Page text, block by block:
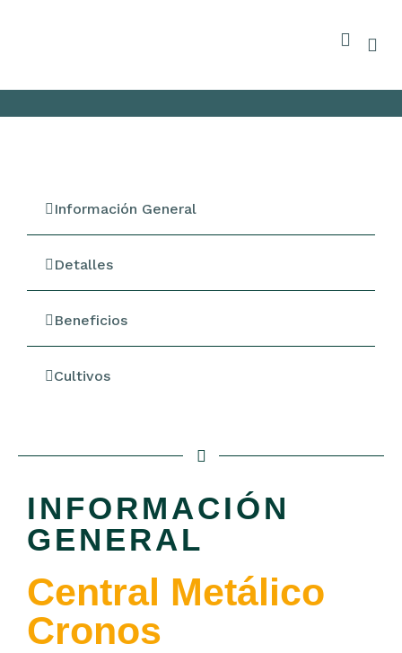
Información General
Detalles
Beneficios
Cultivos
INFORMACIÓN
GENERAL
Central Metálico
Cronos